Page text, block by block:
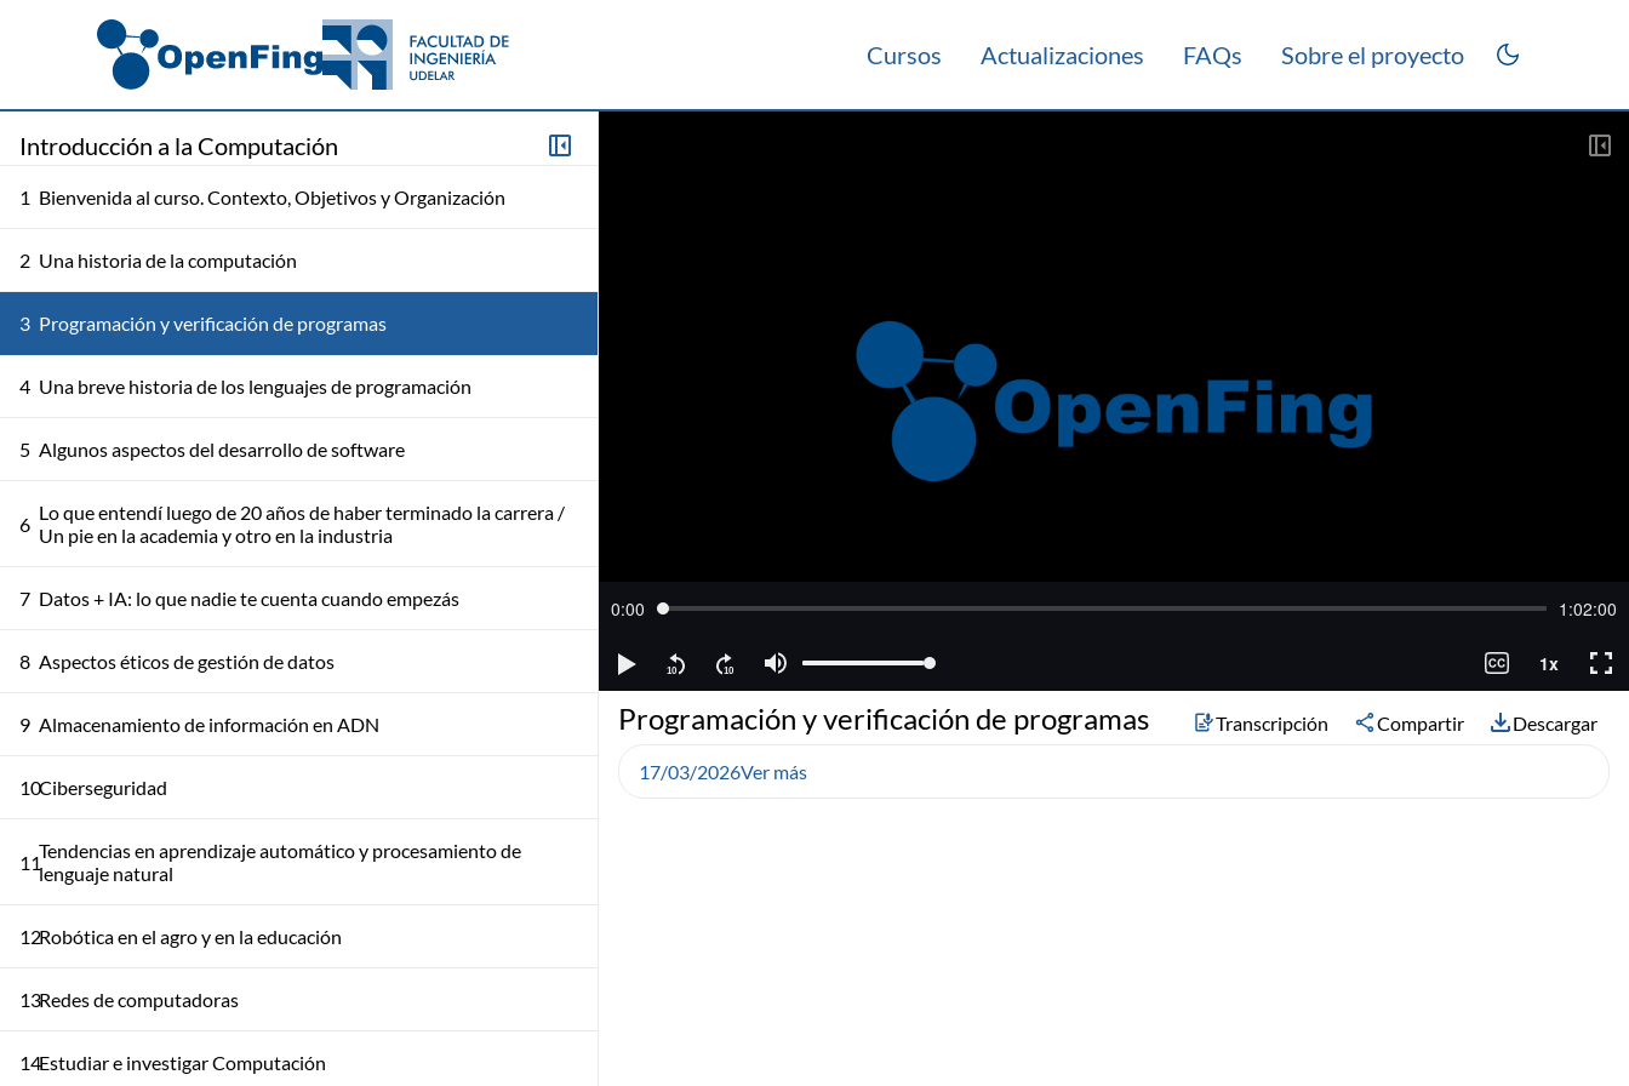
Cursos Actualizaciones FAQs Sobre el proyecto
Introducción a la Computación
1 Bienvenida al curso. Contexto, Objetivos y Organización
2 Una historia de la computación
3 Programación y verificación de programas
4 Una breve historia de los lenguajes de programación
5 Algunos aspectos del desarrollo de software
6 Lo que entendí luego de 20 años de haber terminado la carrera /
Un pie en la academia y otro en la industria
7 Datos + IA: lo que nadie te cuenta cuando empezás
8 Aspectos éticos de gestión de datos
9 Almacenamiento de información en ADN
10Ciberseguridad
11Tendencias en aprendizaje automático y procesamiento de
lenguaje natural
12Robótica en el agro y en la educación
13Redes de computadoras
14Estudiar e investigar Computación
Programación y verificación de programas Transcripción Compartir Descargar
17/03/2026Ver más